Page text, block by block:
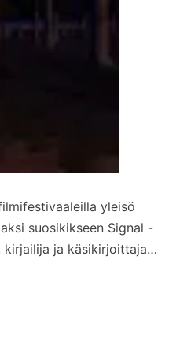
yleisö
suosikikseen Signal -
kirjailija ja käsikirjoittaja…